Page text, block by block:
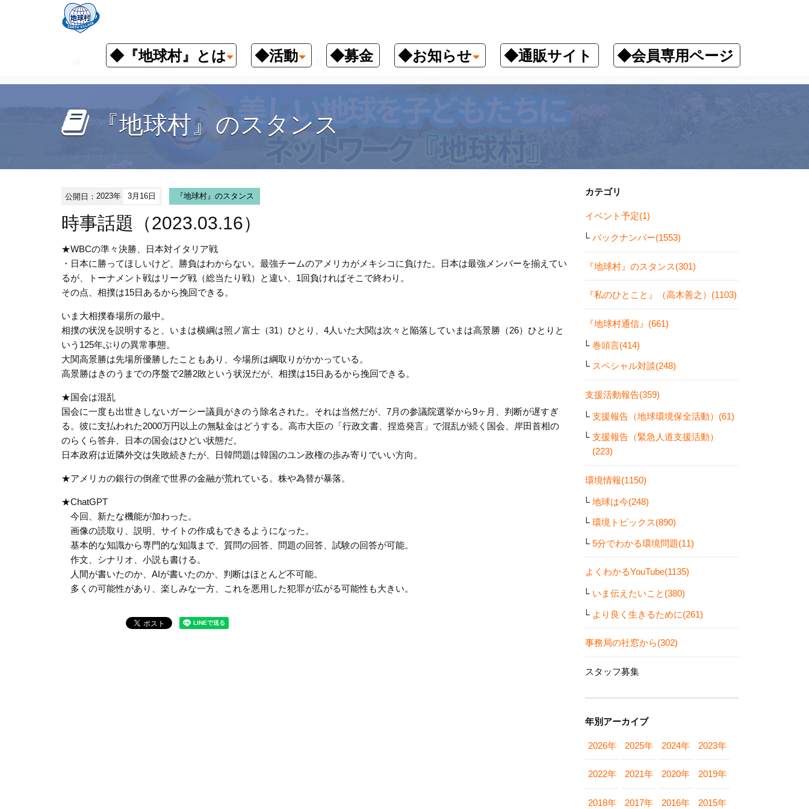
◆『地球村』とは ◆活動 ◆募金 ◆お知らせ ◆通販サイト ◆会員専用ページ
お知らせ 『地球村』のスタンス 時事話題（2023.03.16）
『地球村』のスタンス
公開日：2023年 3月16日 『地球村』のスタンス
時事話題（2023.03.16）
★WBCの準々決勝、日本対イタリア戦
・日本に勝ってほしいけど、勝負はわからない。最強チームのアメリカがメキシコに負けた。日本は最強メンバーを揃えてい
るが、トーナメント戦はリーグ戦（総当たり戦）と違い、1回負ければそこで終わり。
その点、相撲は15日あるから挽回できる。
いま大相撲春場所の最中。
相撲の状況を説明すると、いまは横綱は照ノ富士（31）ひとり、4人いた大関は次々と陥落していまは高景勝（26）ひとりと
いう125年ぶりの異常事態。
大関高景勝は先場所優勝したこともあり、今場所は綱取りがかかっている。
高景勝はきのうまでの序盤で2勝2敗という状況だが、相撲は15日あるから挽回できる。
★国会は混乱
国会に一度も出世きしないガーシー議員がきのう除名された。それは当然だが、7月の参議院選挙から9ヶ月、判断が遅すぎ
る。彼に支払われた2000万円以上の無駄金はどうする。高市大臣の「行政文書、捏造発言」で混乱が続く国会、岸田首相の
のらくら答弁、日本の国会はひどい状態だ。
日本政府は近隣外交は失敗続きたが、日韓問題は韓国のユン政権の歩み寄りでいい方向。
★アメリカの銀行の倒産で世界の金融が荒れている。株や為替が暴落。
★ChatGPT
今回、新たな機能が加わった。
画像の読取り、説明、サイトの作成もできるようになった。
基本的な知識から専門的な知識まで、質問の回答、問題の回答、試験の回答が可能。
作文、シナリオ、小説も書ける。
人間が書いたのか、AIが書いたのか、判断はほとんど不可能。
多くの可能性があり、楽しみな一方、これを悪用した犯罪が広がる可能性も大きい。
カテゴリ
イベント予定(1)
バックナンバー(1553)
『地球村』のスタンス(301)
『私のひとこと』（高木善之）(1103)
『地球村通信』(661)
巻頭言(414)
スペシャル対談(248)
支援活動報告(359)
支援報告（地球環境保全活動）(61)
支援報告（緊急人道支援活動）
(223)
環境情報(1150)
地球は今(248)
環境トピックス(890)
5分でわかる環境問題(11)
よくわかるYouTube(1135)
いま伝えたいこと(380)
より良く生きるために(261)
事務局の社窓から(302)
スタッフ募集
年別アーカイブ
2026年 2025年 2024年 2023年
2022年 2021年 2020年 2019年
2018年 2017年 2016年 2015年